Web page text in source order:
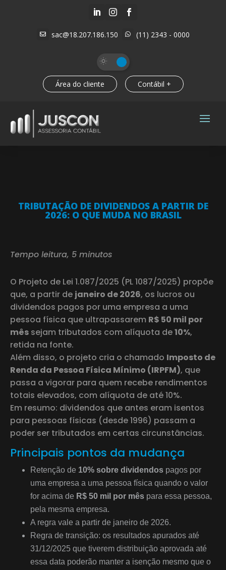
  
 sac@18.207.186.150  (11) 2343 - 0000
Área do cliente Contábil +
TRIBUTAÇÃO DE DIVIDENDOS A PARTIR DE
2026: O QUE MUDA NO BRASIL
Tempo leitura, 5 minutos
O Projeto de Lei 1.087/2025 (PL 1087/2025) propõe
que, a partir de janeiro de 2026, os lucros ou
dividendos pagos por uma empresa a uma
pessoa física que ultrapassarem R$ 50 mil por
mês sejam tributados com alíquota de10%,
retida na fonte.
Além disso, o projeto cria o chamado Imposto de
Renda da Pessoa Física Mínimo (IRPFM), que
passa a vigorar para quem recebe rendimentos
totais elevados, com alíquota de até 10%.
Em resumo: dividendos que antes eram isentos
para pessoas físicas (desde 1996) passam a
poder ser tributados em certas circunstâncias.
Principais pontos da mudança
Retenção de 10% sobre dividendos pagos por
uma empresa a uma pessoa física quando o valor
for acima de R$ 50 mil por mês para essa pessoa,
pela mesma empresa.
A regra vale a partir de janeiro de 2026.
Regra de transição: os resultados apurados até
31/12/2025 que tiverem distribuição aprovada até
essa data poderão manter a isenção mesmo que o